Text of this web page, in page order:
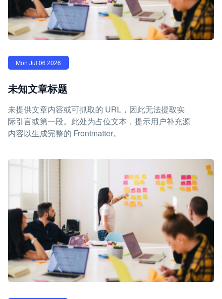
Mon Jul 06 2026
未知文章标题
未提供文章内容或可抓取的 URL，因此无法提取实
际引言或第一段。此处为占位文本，提示用户补充源
内容以生成完整的 Frontmatter。